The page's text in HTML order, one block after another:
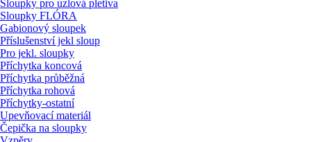
Sloupky pro uzlová pletiva
Sloupky FLÓRA
Gabionový sloupek
Příslušenství jekl sloup
Pro jekl. sloupky
Příchytka koncová
Příchytka průběžná
Příchytka rohová
Příchytky-ostatní
Upevňovací materiál
Čepička na sloupky